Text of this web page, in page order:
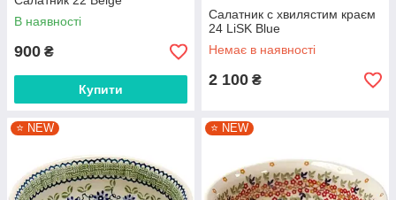
В наявності
900 ₴
Купити
Салатник c хвилястим краєм
24 LiSK Blue
Немає в наявності
2 100 ₴
⭐️ NEW ⭐️ NEW